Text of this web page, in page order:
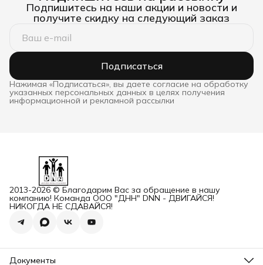
Подпишитесь на наши акции и новости и
получите скидку на следующий заказ
Подписаться
Нажимая «Подписаться», вы даете согласие на обработку
указанных персональных данных в целях получения
информационной и рекламной рассылки
2013-2026 © Благодарим Вас за обращение в нашу
компанию! Команда ООО "ДНН" DNN - ДВИГАЙСЯ!
НИКОГДА НЕ СДАВАЙСЯ!
Документы